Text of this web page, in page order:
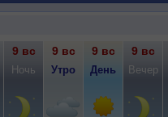
9 вс 9 вс 9 вс 9 вс
Ночь Утро День Вечер